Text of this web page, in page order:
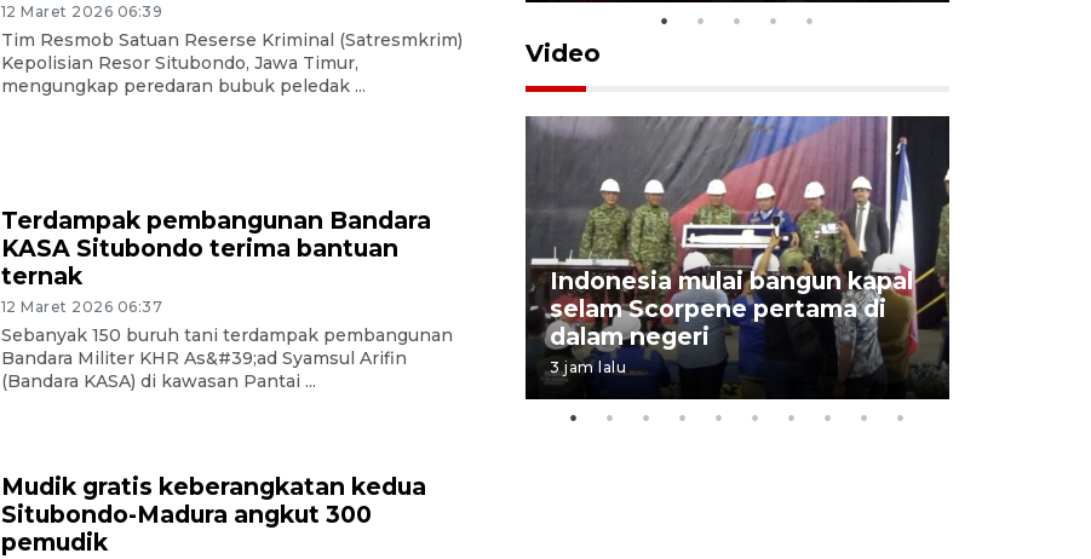
12 Maret 2026 06:39
Tim Resmob Satuan Reserse Kriminal (Satresmkrim)
Kepolisian Resor Situbondo, Jawa Timur,
mengungkap peredaran bubuk peledak ...
Terdampak pembangunan Bandara
KASA Situbondo terima bantuan
ternak
12 Maret 2026 06:37
Sebanyak 150 buruh tani terdampak pembangunan
Bandara Militer KHR As&#39;ad Syamsul Arifin
(Bandara KASA) di kawasan Pantai ...
Mudik gratis keberangkatan kedua
Situbondo-Madura angkut 300
pemudik
Video
pentingnya pesantren ramah
santri
5 Agustus 2026 21:16
Indonesia mulai bangun kapal
selam Scorpene pertama di
dalam negeri
3 jam lalu